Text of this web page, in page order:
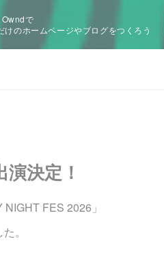
で
けのホームページやブログをつくろう
決定！
FES 2026」
。